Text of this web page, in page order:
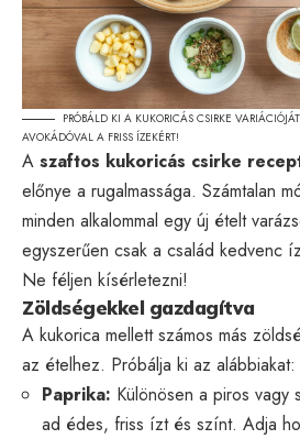
PRÓBÁLD KI A KUKORICÁS CSIRKE
AVOKÁDÓVAL A FRISS ÍZEKÉRT!
A szaftos kukoricás csirke
előnye a rugalmassága. Számtalan
minden alkalommal egy új ételt
egyszerűen csak a család kedvenc
Ne féljen kísérletezni!
Zöldségekkel gazdagítva
A kukorica mellett számos más
az ételhez. Próbálja ki az alábbiakat:
Paprika: Különösen a piros vagy
ad édes, friss ízt és színt. Adja